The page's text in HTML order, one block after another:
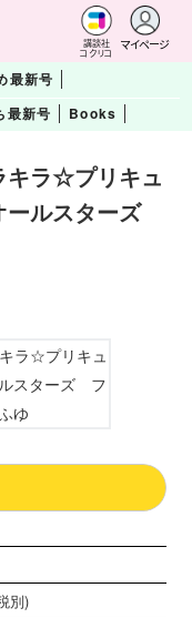
講談社
コクリコ
マイページ
最新号
最新号 Books
ラ☆プリキュ
ールスターズ
別)